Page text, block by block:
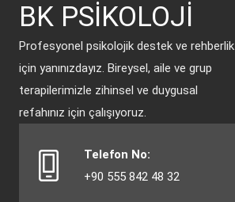
BK PSİKOLOJİ
Profesyonel psikolojik destek ve rehberlik
için yanınızdayız. Bireysel, aile ve grup
terapilerimizle zihinsel ve duygusal
refahınız için çalışıyoruz.
Telefon No:
+90 555 842 48 32